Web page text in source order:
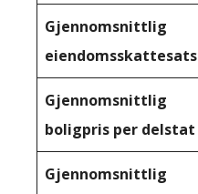
Gjennomsnittlig
eiendomsskattesats
Gjennomsnittlig
boligpris per delstat
Gjennomsnittlig